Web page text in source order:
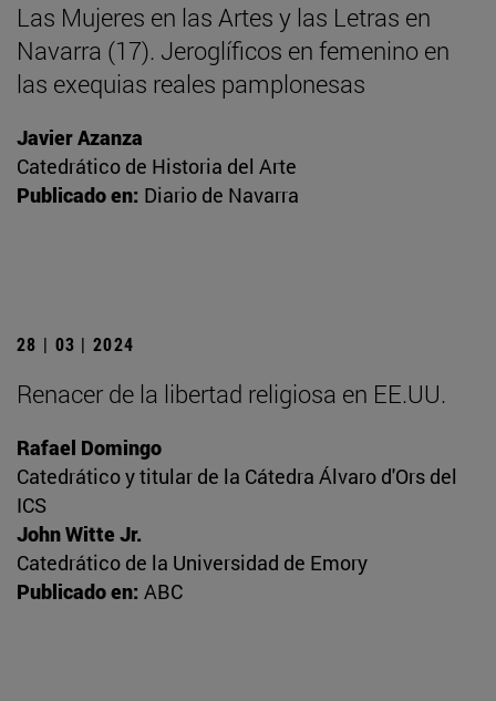
Las Mujeres en las Artes y las Letras en
Navarra (17). Jeroglíficos en femenino en
las exequias reales pamplonesas
Javier Azanza
Catedrático de Historia del Arte
Publicado en: Diario de Navarra
28 | 03 | 2024
Renacer de la libertad religiosa en EE.UU.
Rafael Domingo
Catedrático y titular de la Cátedra Álvaro d'Ors del
ICS
John Witte Jr.
Catedrático de la Universidad de Emory
Publicado en: ABC